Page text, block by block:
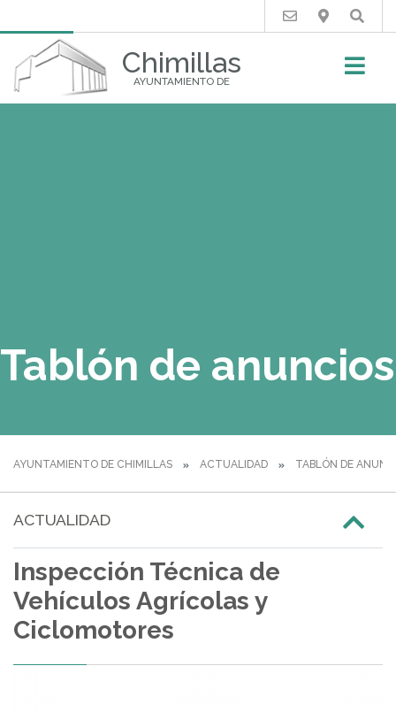
Chimillas
AYUNTAMIENTO DE
Buscar
Tablón de anuncios
AYUNTAMIENTO DE CHIMILLAS ACTUALIDAD TABLÓN DE
ACTUALIDAD
Inspección Técnica de
Vehículos Agrícolas y
Ciclomotores